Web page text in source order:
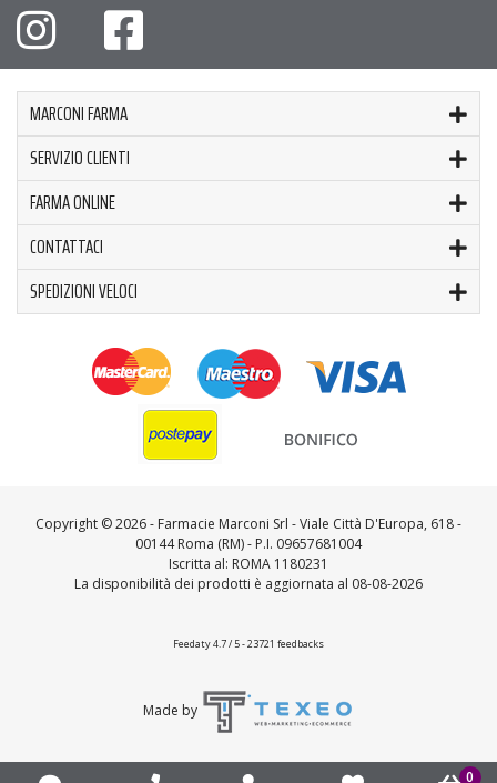
MARCONI FARMA
SERVIZIO CLIENTI
FARMA ONLINE
CONTATTACI
SPEDIZIONI VELOCI
Copyright ©2026 - Farmacie Marconi Srl - Viale Città D'Europa, 618 -
00144 Roma (RM) - P.I. 09657681004
Iscritta al: ROMA 1180231
La disponibilità dei prodotti è aggiornata al 08-08-2026
Feedaty4.7/ 5-23721 feedbacks
Made by
0